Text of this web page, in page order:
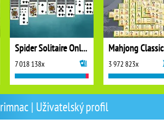
rimnac | Uživatelský profil
Spider Solitaire Online
7 018 138x
Mahjong Classic
3 972 823x